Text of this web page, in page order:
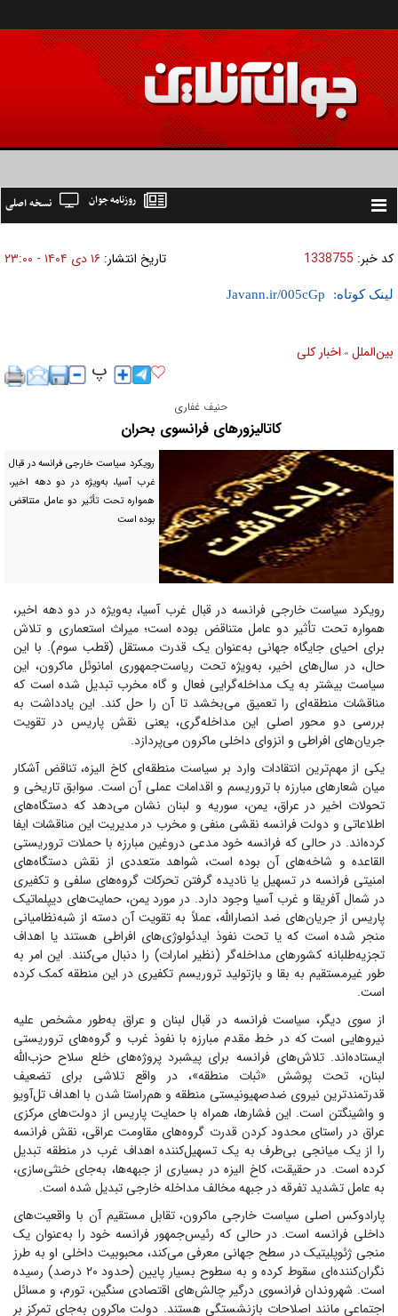
Toggle
نسخه اصلی روزنامه جوان
کد خبر: 1338755 تاریخ انتشار: ۱۶ دی ۱۴۰۴ - ۲۳:۰۰
لینک کوتاه:
بين‌الملل » اخبار كلی
حنیف غفاری
کاتالیزور‌های فرانسوی بحران
رویکرد سیاست خارجی فرانسه در قبال
غرب آسیا، به‌ویژه در دو دهه اخیر،
همواره تحت تأثیر دو عامل متناقض
بوده است
رویکرد سیاست خارجی فرانسه در قبال غرب آسیا، به‌ویژه در دو دهه اخیر،
همواره تحت تأثیر دو عامل متناقض بوده است؛ میراث استعماری و تلاش
برای احیای جایگاه جهانی به‌عنوان یک قدرت مستقل (قطب سوم). با این
حال، در سال‌های اخیر، به‌ویژه تحت ریاست‌جمهوری امانوئل ماکرون، این
سیاست بیشتر به یک مداخله‌گرایی فعال و گاه مخرب تبدیل شده است که
مناقشات منطقه‌ای را تعمیق می‌بخشد تا آن را حل کند. این یادداشت به
بررسی دو محور اصلی این مداخله‌گری، یعنی نقش پاریس در تقویت
جریان‌های افراطی و انزوای داخلی ماکرون می‌پردازد.
یکی از مهم‌ترین انتقادات وارد بر سیاست منطقه‌ای کاخ الیزه، تناقض آشکار
میان شعار‌های مبارزه با تروریسم و اقدامات عملی آن است. سوابق تاریخی و
تحولات اخیر در عراق، یمن، سوریه و لبنان نشان می‌دهد که دستگاه‌های
اطلاعاتی و دولت فرانسه نقشی منفی و مخرب در مدیریت این مناقشات ایفا
کرده‌اند. در حالی که فرانسه خود مدعی دروغین مبارزه با حملات تروریستی
القاعده و شاخه‌های آن بوده است، شواهد متعددی از نقش دستگاه‌های
امنیتی فرانسه در تسهیل یا نادیده گرفتن تحرکات گروه‌های سلفی و تکفیری
در شمال آفریقا و غرب آسیا وجود دارد. در مورد یمن، حمایت‌های دیپلماتیک
پاریس از جریان‌های ضد انصارالله، عملاً به تقویت آن دسته از شبه‌نظامیانی
منجر شده است که یا تحت نفوذ ایدئولوژی‌های افراطی هستند یا اهداف
تجزیه‌طلبانه کشور‌های مداخله‌گر (نظیر امارات) را دنبال می‌کنند. این امر به
طور غیرمستقیم به بقا و بازتولید تروریسم تکفیری در این منطقه کمک کرده
است.
از سوی دیگر، سیاست فرانسه در قبال لبنان و عراق به‌طور مشخص علیه
نیرو‌هایی است که در خط مقدم مبارزه با نفوذ غرب و گروه‌های تروریستی
ایستاده‌اند. تلاش‌های فرانسه برای پیشبرد پروژه‌های خلع سلاح حزب‌الله
لبنان، تحت پوشش «ثبات منطقه»، در واقع تلاشی برای تضعیف
قدرتمندترین نیروی ضدصهیونیستی منطقه و هم‌راستا شدن با اهداف تل‌آویو
و واشینگتن است. این فشارها، همراه با حمایت پاریس از دولت‌های مرکزی
عراق در راستای محدود کردن قدرت گروه‌های مقاومت عراقی، نقش فرانسه
را از یک میانجی بی‌طرف به یک تسهیل‌کننده اهداف غرب در منطقه تبدیل
کرده است. در حقیقت، کاخ الیزه در بسیاری از جبهه‌ها، به‌جای خنثی‌سازی،
به عامل تشدید تفرقه در جبهه مخالف مداخله خارجی تبدیل شده است.
پارادوکس اصلی سیاست خارجی ماکرون، تقابل مستقیم آن با واقعیت‌های
داخلی فرانسه است. در حالی که رئیس‌جمهور فرانسه خود را به‌عنوان یک
منجی ژئوپلیتیک در سطح جهانی معرفی می‌کند، محبوبیت داخلی او به طرز
نگران‌کننده‌ای سقوط کرده و به سطوح بسیار پایین (حدود ۲۰ درصد) رسیده
است. شهروندان فرانسوی درگیر چالش‌های اقتصادی سنگین، تورم، و مسائل
اجتماعی مانند اصلاحات بازنشستگی هستند. دولت ماکرون به‌جای تمرکز بر